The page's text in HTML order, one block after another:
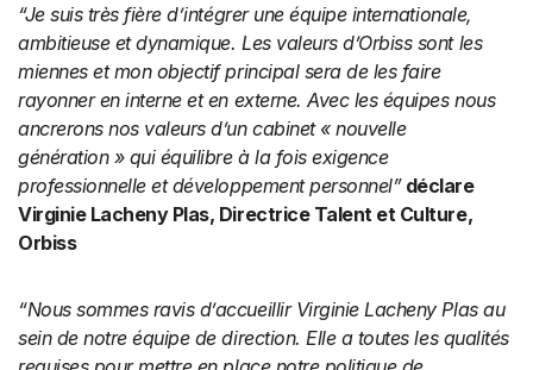
“Je suis très fière d’intégrer une équipe internationale,
ambitieuse et dynamique. Les valeurs d’Orbiss sont les
miennes et mon objectif principal sera de les faire
rayonner en interne et en externe. Avec les équipes nous
ancrerons nos valeurs d’un cabinet « nouvelle
génération » qui équilibre à la fois exigence
professionnelle et développement personnel”déclare
Virginie Lacheny Plas, Directrice Talent et Culture,
Orbiss
“Nous sommes ravis d’accueillir Virginie Lacheny Plas au
sein de notre équipe de direction. Elle a toutes les qualités